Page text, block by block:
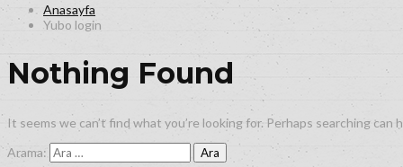
Anasayfa
Yubo login
Nothing Found
It seems we can’t find what you’re looking for. Perhaps searching can
Arama: